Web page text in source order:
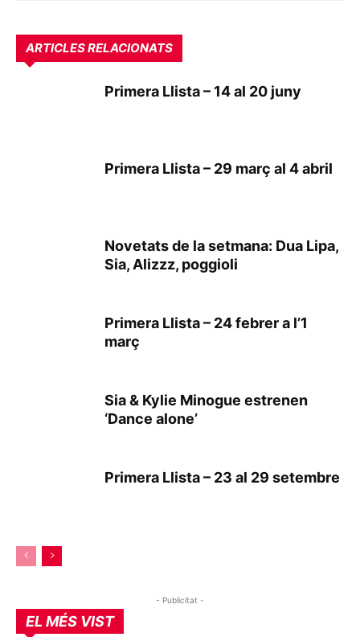
ARTICLES RELACIONATS
Primera Llista – 14 al 20 juny
Primera Llista – 29 març al 4 abril
Novetats de la setmana: Dua Lipa,
Sia, Alizzz, poggioli
Primera Llista – 24 febrer a l’1
març
Sia & Kylie Minogue estrenen
‘Dance alone’
Primera Llista – 23 al 29 setembre
- Publicitat -
EL MÉS VIST